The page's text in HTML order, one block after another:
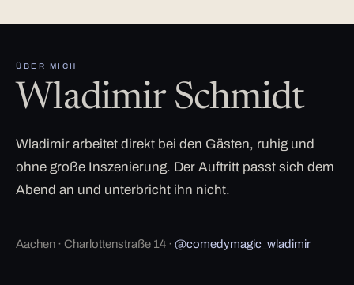
ÜBER MICH
Wladimir Schmidt
Wladimir arbeitet direkt bei den Gästen, ruhig und
ohne große Inszenierung. Der Auftritt passt sich dem
Abend an und unterbricht ihn nicht.
Aachen · Charlottenstraße 14 · @comedymagic_wladimir